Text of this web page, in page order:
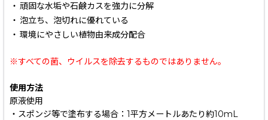
・ 頑固な水垢や石鹸カスを強力に分解
・ 泡立ち、泡切れに優れている
・ 環境にやさしい植物由来成分配合
※すべての菌、ウイルスを除去するものではありません。
使用方法
原液使用
・スポンジ等で塗布する場合：1平方メートルあたり約10mL